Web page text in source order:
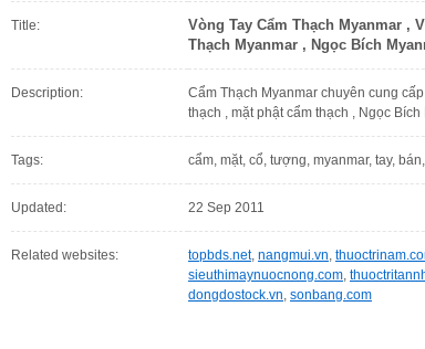
Title:
Vòng Tay Cẩm Thạch Myanmar ,
Thạch Myanmar , Ngọc Bích
Description:
Cẩm Thạch Myanmar chuyên cung
thạch , mặt phật cẩm thạch , Ngọc
Tags: cẩm, mặt, cổ, tượng, myanmar, tay,
Updated: 22 Sep 2011
Related websites: topbds.net, nangmui.vn,
sieuthimaynuocnong.com,
dongdostock.vn, sonbang.com